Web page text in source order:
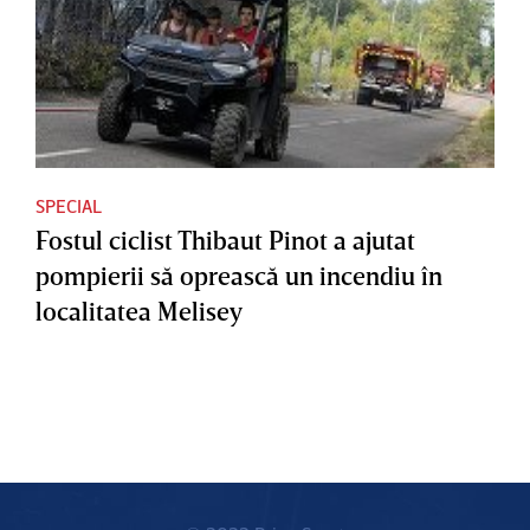
SPECIAL
Fostul ciclist Thibaut Pinot a ajutat
pompierii să oprească un incendiu în
localitatea Melisey